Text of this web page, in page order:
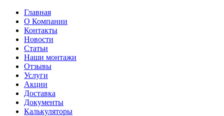
Главная
О Компании
Контакты
Новости
Статьи
Наши монтажи
Отзывы
Услуги
Акции
Доставка
Документы
Калькуляторы